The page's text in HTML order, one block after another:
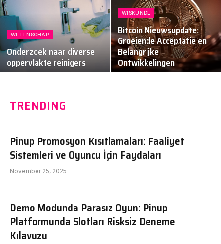
WETENSCHAP
Onderzoek naar diverse
oppervlakte reinigers
WISKUNDE
Bitcoin Nieuwsupdate:
Groeiende Acceptatie en
Belangrijke
Ontwikkelingen
TRENDING
Pinup Promosyon Kısıtlamaları: Faaliyet
Sistemleri ve Oyuncu İçin Faydaları
November 25, 2025
Demo Modunda Parasız Oyun: Pinup
Platformunda Slotları Risksiz Deneme
Kılavuzu